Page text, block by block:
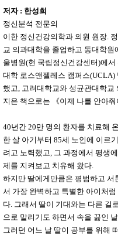
저자 : 한성희
정신분석 전문의
이한 정신건강의학과 의원 원장.
교 의과대학을 졸업하고 동대학
울병원(현 국립정신건강센터)에
대학 로스앤젤레스 캠퍼스
했고, 고려대학교와 성균관대학
지은 책으로는 《이제 나를 안아
40년간 20만 명의 환자를 치료해
한 살 아기부터 85세 노인에 이르
려고 노력했고, 그 과정에서 평생
제를 지켜보고 치유해 왔다.
하지만 딸에게만큼은 평범하고 서
서 가장 완벽하고 특별한 아이처
다. 그래서 딸이 기대와는 다른 길
으로 말리기도 하면서 속을 끓인
그러던 어느 날 딸이 공부를 위해